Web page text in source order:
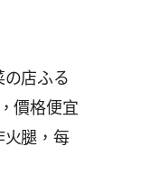
の店ふる
價格便宜
火腿，每